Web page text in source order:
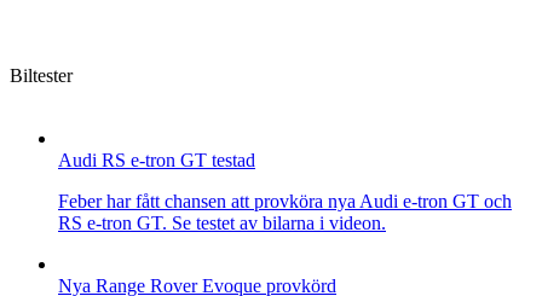
Biltester
Audi RS e-tron GT testad
Feber har fått chansen att provköra nya Audi e-tron GT och
RS e-tron GT. Se testet av bilarna i videon.
Nya Range Rover Evoque provkörd